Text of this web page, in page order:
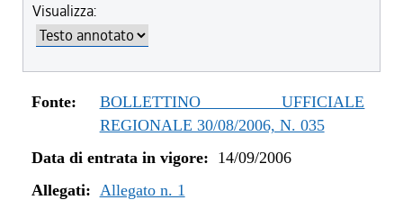
Visualizza:
Fonte:
BOLLETTINO UFFICIALE
REGIONALE 30/08/2006, N. 035
Data di entrata in vigore: 14/09/2006
Allegati: Allegato n. 1